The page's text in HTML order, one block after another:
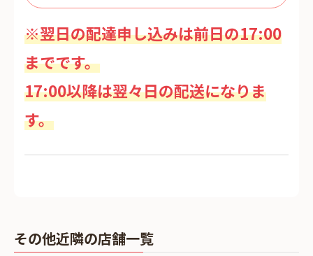
※翌日の配達申し込みは前日の17:00
までです。
17:00以降は翌々日の配送になりま
す。
その他近隣の店舗一覧